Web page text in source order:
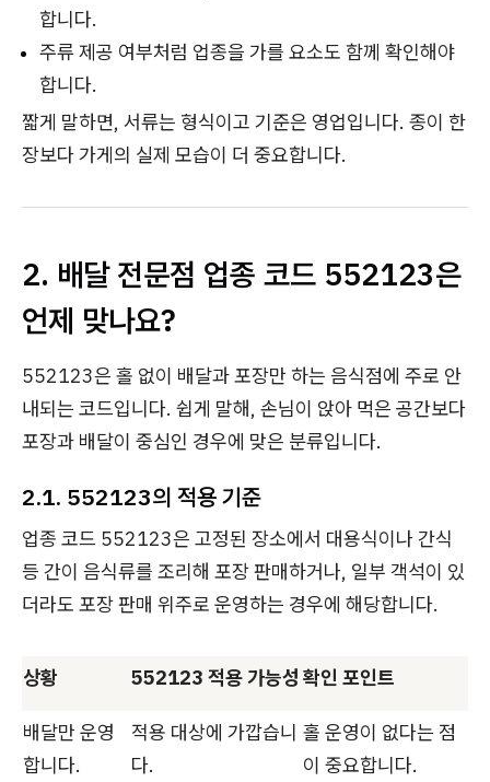
합니다.
주류 제공 여부처럼 업종을 가를 요소도 함께 확인해야
합니다.
짧게 말하면, 서류는 형식이고 기준은 영업입니다. 종이 한
장보다 가게의 실제 모습이 더 중요합니다.
2. 배달 전문점 업종 코드 552123은
언제 맞나요?
552123은 홀 없이 배달과 포장만 하는 음식점에 주로 안
내되는 코드입니다. 쉽게 말해, 손님이 앉아 먹은 공간보다
포장과 배달이 중심인 경우에 맞은 분류입니다.
2.1. 552123의 적용 기준
업종 코드 552123은 고정된 장소에서 대용식이나 간식
등 간이 음식류를 조리해 포장 판매하거나, 일부 객석이 있
더라도 포장 판매 위주로 운영하는 경우에 해당합니다.
상황 552123 적용 가능성 확인 포인트
배달만 운영
합니다.
적용 대상에 가깝습니
다.
홀 운영이 없다는 점
이 중요합니다.